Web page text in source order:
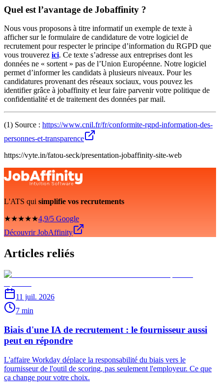
Quel est l’avantage de Jobaffinity ?
Nous vous proposons à titre informatif un exemple de texte à
afficher sur le formulaire de candidature de votre logiciel de
recrutement pour respecter le principe d’information du RGPD que
vous trouverez ici. Ce texte s’adresse aux entreprises dont les
données ne « sortent » pas de l’Union Européenne. Notre logiciel
permet d’informer les candidats à plusieurs niveaux. Pour les
candidatures provenant des réseaux sociaux, vous pouvez les
identifier grâce à jobaffinity et leur faire parvenir votre politique de
confidentialité et de traitement des données par mail.
(1) Source : https://www.cnil.fr/fr/conformite-rgpd-information-des-
personnes-et-transparence
https://vyte.in/fatou-seck/presentation-jobaffinity-site-web
L'ATS qui simplifie vos recrutements
★★★★★4,9/5 Google
Découvrir JobAffinity
Articles reliés
11 juil. 2026
7 min
Biais d'une IA de recrutement : le fournisseur aussi
peut en répondre
L'affaire Workday déplace la responsabilité du biais vers le
fournisseur de l'outil de scoring, pas seulement l'employeur. Ce que
ça change pour votre choix.